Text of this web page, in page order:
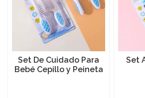
Set De Cuidado Para
Bebé Cepillo y Peineta
Set